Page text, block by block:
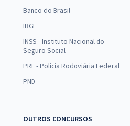
Banco do Brasil
IBGE
INSS - Instituto Nacional do
Seguro Social
PRF - Polícia Rodoviária Federal
PND
OUTROS CONCURSOS